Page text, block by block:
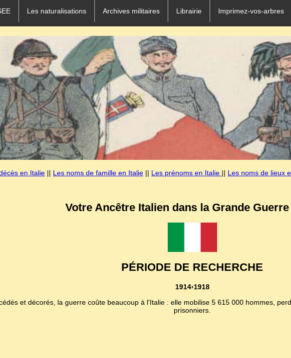
Les naturalisations Archives militaires Librairie Imprimez-vos-arbres
en Italie || Les noms de famille en Italie || Les prénoms en Italie || Les noms de lieux
Votre Ancêtre Italien dans la Grande Guerre
PÉRIODE DE RECHERCHE
1914›1918
et décorés, la guerre coûte beaucoup à l'Italie : elle mobilise 5 615 000 hommes,
prisonniers.